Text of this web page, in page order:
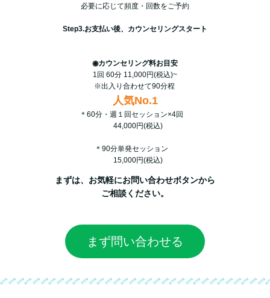
必要に応じて頻度・回数をご予約
Step3.お支払い後、カウンセリングスタート
◉カウンセリング料お目安
1回 60分 11,000円(税込)~
※出入り合わせて90分程
人気No.1
＊60分・週１回セッション×4回
44,000円(税込)
＊90分単発セッション
15,000円(税込)
まずは、お気軽にお問い合わせボタンから
ご相談ください。
まず問い合わせる